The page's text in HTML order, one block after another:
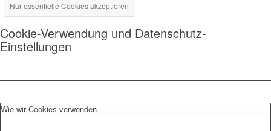
Nur essentielle Cookies akzeptieren
Cookie-Verwendung und Datenschutz-
Einstellungen
Wie wir Cookies verwenden